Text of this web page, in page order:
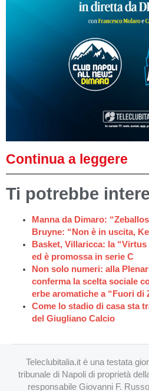
Continua a leggere
Ti potrebbe
Manna da Dimaro:
Bruyne: “Non è in uscita,
Basket, Villaricca: la
ed è promossa in serie C
Non solo numeri: alla
conferma la scelta sociale
erbe aromatiche a “Fuori di
Come lo stadio di casa sta
del Giugliano Calcio
Teleclubitalia.it è una testata
tribunale di Napoli di proprietà
responsabile Giovanni F.